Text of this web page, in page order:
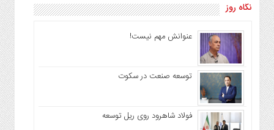
نگاه روز
عنوانش مهم نیست!
توسعه صنعت در سکوت
فولاد شاهرود روی ریل توسعه